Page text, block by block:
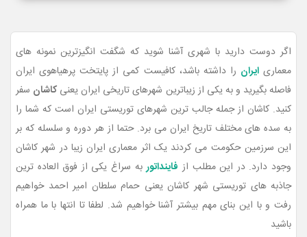
اگر دوست دارید با شهری آشنا شوید که شگفت انگیزترین نمونه های
معماریایران را داشته باشد، کافیست کمی از پایتخت پرهیاهوی ایران
فاصله بگیرید و به یکی از زیباترین شهرهای تاریخی ایران یعنی کاشان سفر
کنید. کاشان از جمله جالب ترین شهرهای توریستی ایران است که شما را
به سده های مختلف تاریخ ایران می برد. حتما از هر دوره و سلسله که بر
این سرزمین حکومت می کردند یک اثر معماری ایران زیبا در شهر کاشان
وجود دارد. در این مطلب از فاینداتوربه سراغ یکی از فوق العاده ترین
جاذبه های توریستی شهر کاشان یعنی حمام سلطان امیر احمد خواهیم
رفت و با این بنای مهم بیشتر آشنا خواهیم شد. لطفا تا انتها با ما همراه
باشید